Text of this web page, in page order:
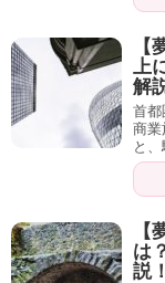
上
解
首都
商業
と
【
は
説！